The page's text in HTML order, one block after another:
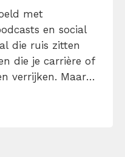
met
en social
die ruis zitten
die je carrière of
verrijken. Maar
Wat als je een